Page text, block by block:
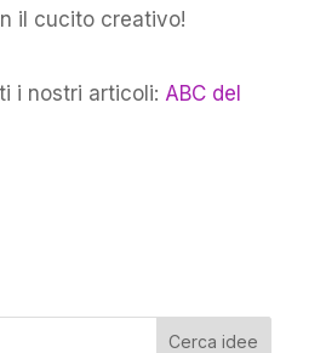
il cucito creativo!
i nostri articoli: ABC del
Cerca idee